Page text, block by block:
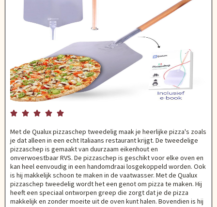
    
Met de Qualux pizzaschep tweedelig maak je heerlijke pizza's zoals
je dat alleen in een echt Italiaans restaurant krijgt. De tweedelige
pizzaschep is gemaakt van duurzaam eikenhout en
onverwoestbaar RVS. De pizzaschep is geschikt voor elke oven en
kan heel eenvoudig in een handomdraai losgekoppeld worden. Ook
is hij makkelijk schoon te maken in de vaatwasser. Met de Qualux
pizzaschep tweedelig wordt het een genot om pizza te maken. Hij
heeft een speciaal ontworpen greep die zorgt dat je de pizza
makkelijk en zonder moeite uit de oven kunt halen. Bovendien is hij